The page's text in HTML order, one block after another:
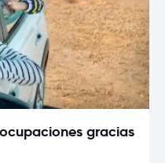
gracias